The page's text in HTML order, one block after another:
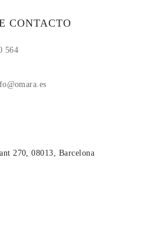
CONTACTO
564
270, 08013, Barcelona